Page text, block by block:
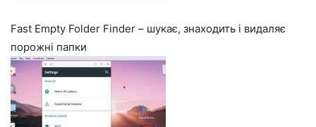
Fast Empty Folder Finder – шукає, знаходить і видаляє
порожні папки